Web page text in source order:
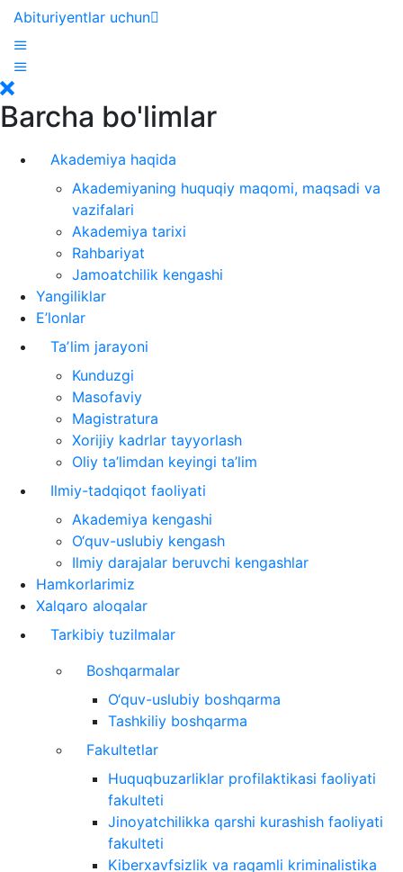
Abituriyentlar uchun
Barcha bo'limlar
Akademiya haqida
Akademiyaning huquqiy maqomi, maqsadi va
vazifalari
Akademiya tarixi
Rahbariyat
Jamoatchilik kengashi
Yangiliklar
E’lonlar
Taʼlim jarayoni
Kunduzgi
Masofaviy
Magistratura
Xorijiy kadrlar tayyorlash
Oliy ta’limdan keyingi ta’lim
Ilmiy-tadqiqot faoliyati
Akademiya kengashi
O‘quv-uslubiy kengash
Ilmiy darajalar beruvchi kengashlar
Hamkorlarimiz
Xalqaro aloqalar
Tarkibiy tuzilmalar
Boshqarmalar
O‘quv-uslubiy boshqarma
Tashkiliy boshqarma
Fakultetlar
Huquqbuzarliklar profilaktikasi faoliyati
fakulteti
Jinoyatchilikka qarshi kurashish faoliyati
fakulteti
Kiberxavfsizlik va raqamli kriminalistika